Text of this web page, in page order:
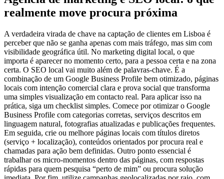
realmente move procura próxima
A verdadeira virada de chave na captação de clientes em Lisboa é
perceber que não se ganha apenas com mais tráfego, mas sim com
visibilidade geográfica útil. No marketing digital local, o que
importa é aparecer no momento certo, para a pessoa certa e na zona
certa. O SEO local vai muito além de palavras-chave. É a
combinação de um Google Business Profile bem otimizado, páginas
locais com intenção comercial clara e prova social que transforma
uma simples visualização em contacto real. Para aplicar isso na
prática, siga um checklist simples. Comece por otimizar o Google
Business Profile com categorias corretas, serviços descritos em
linguagem natural, fotografias atualizadas e publicações frequentes.
Em seguida, crie ou melhore páginas locais com títulos diretos
(serviço + localização), conteúdos orientados por procura real e
chamadas para ação bem definidas. Outro ponto essencial é
trabalhar os micro-momentos dentro das páginas, com respostas
rápidas para quem pesquisa “perto de mim” ou procura solução